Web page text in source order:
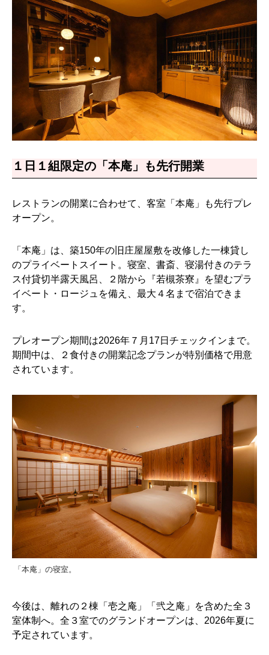
１日１組限定の「本庵」も先行開業
レストランの開業に合わせて、客室「本庵」も先行プレ
オープン。
「本庵」は、築150年の旧庄屋屋敷を改修した一棟貸し
のプライベートスイート。寝室、書斎、寝湯付きのテラ
ス付貸切半露天風呂、２階から『若槻茶寮』を望むプラ
イベート・ロージュを備え、最大４名まで宿泊できま
す。
プレオープン期間は2026年７月17日チェックインまで。
期間中は、２食付きの開業記念プランが特別価格で用意
されています。
「本庵」の寝室。
今後は、離れの２棟「壱之庵」「弐之庵」を含めた全３
室体制へ。全３室でのグランドオープンは、2026年夏に
予定されています。